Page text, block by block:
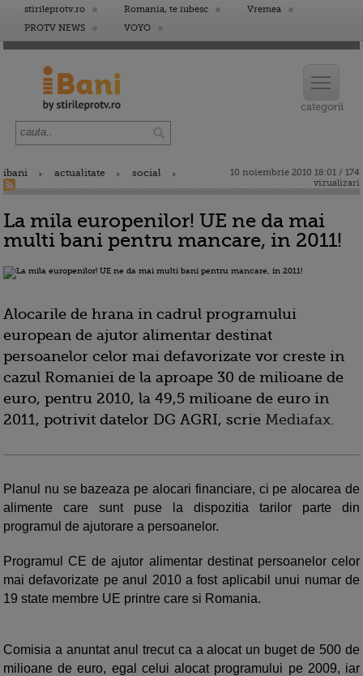
stirileprotv.ro Romania, te iubesc
Vremea
PROTV NEWS
VOYO
ibani actualitate social
10 noiembrie 2010 18:01 / 174
vizualizari
La mila europenilor! UE ne da mai
multi bani pentru mancare, in 2011!
Alocarile de hrana in cadrul programului
european de ajutor alimentar destinat
persoanelor celor mai defavorizate vor creste in
cazul Romaniei de la aproape 30 de milioane de
euro, pentru 2010, la 49,5 milioane de euro in
2011, potrivit datelor DG AGRI, scrie Mediafax.
Planul nu se bazeaza pe alocari financiare, ci pe alocarea de
alimente care sunt puse la dispozitia tarilor parte din
programul de ajutorare a persoanelor.
Programul CE de ajutor alimentar destinat persoanelor celor
mai defavorizate pe anul 2010 a fost aplicabil unui numar de
19 state membre UE printre care si Romania.
Comisia a anuntat anul trecut ca a alocat un buget de 500 de
milioane de euro, egal celui alocat programului pe 2009, iar